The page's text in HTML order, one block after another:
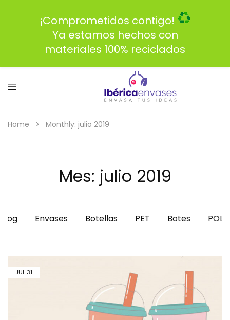
Home Monthly: julio 2019
Mes: julio 2019
Blog Envases Botellas PET Botes
JUL31
¡Comprometidos contigo!
Ya estamos hechos con
materiales 100% reciclados